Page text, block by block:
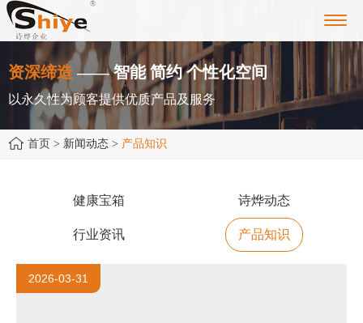
资深缔造 —— 智能 简约 个性化空间
以永久性为顾客提供优质产品及服务
首页 > 新闻动态 > 产品知识
健康宝箱 诗烨动态
行业资讯 产品知识
2026-03-31